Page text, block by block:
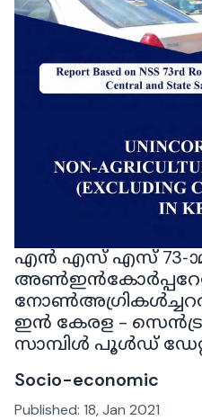
എൻ എസ് എസ് 73-
ഇൻ കേരള -
സാമ്പിൾ പൂൾഡ്
Socio-economic
Published: 18, Jan 2021